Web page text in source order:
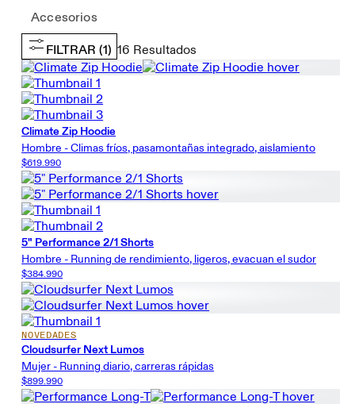
Accesorios
FILTRAR (1) 16 Resultados
Climate Zip Hoodie
Hombre - Climas fríos, pasamontañas integrado, aislamiento
$619.990
5" Performance 2/1 Shorts
Hombre - Running de rendimiento, ligeros, evacuan el sudor
$384.990
NOVEDADES
Cloudsurfer Next Lumos
Mujer - Running diario, carreras rápidas
$899.990